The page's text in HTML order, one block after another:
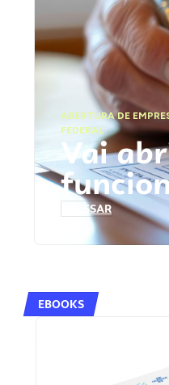
ABERTURA DE
FEDERAL
Vai
ACESSAR
EBOOKS